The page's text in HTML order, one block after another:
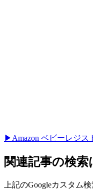
▶︎Amazon ベビーレジ
関連記事の検索
上記のGoogleカスタム